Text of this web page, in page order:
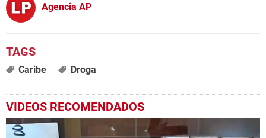
Agencia AP
Caribe Droga
VIDEOS RECOMENDADOS